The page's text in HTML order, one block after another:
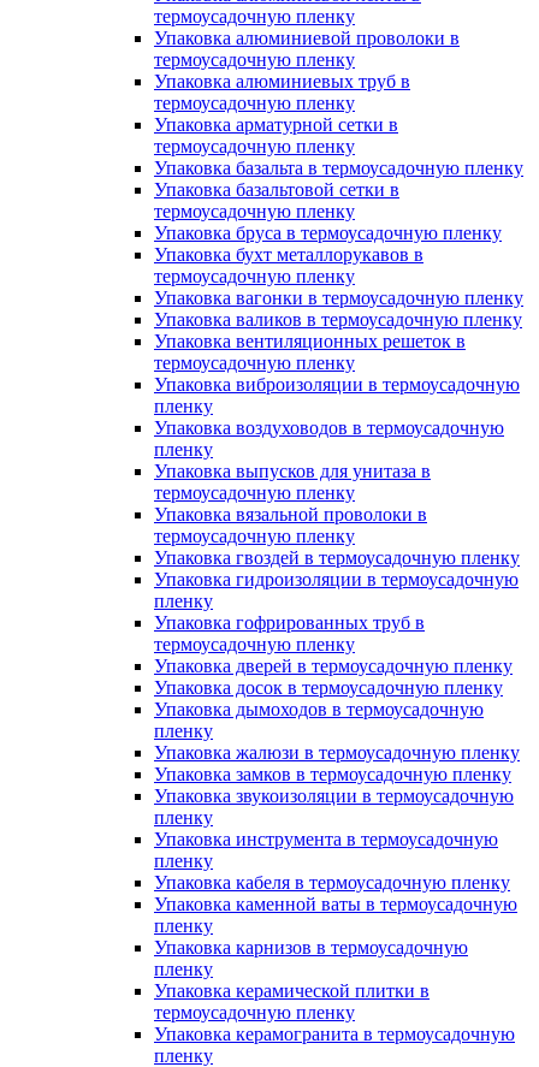
термоусадочную пленку
Упаковка алюминиевой проволоки в
термоусадочную пленку
Упаковка алюминиевых труб в
термоусадочную пленку
Упаковка арматурной сетки в
термоусадочную пленку
Упаковка базальта в термоусадочную пленку
Упаковка базальтовой сетки в
термоусадочную пленку
Упаковка бруса в термоусадочную пленку
Упаковка бухт металлорукавов в
термоусадочную пленку
Упаковка вагонки в термоусадочную пленку
Упаковка валиков в термоусадочную пленку
Упаковка вентиляционных решеток в
термоусадочную пленку
Упаковка виброизоляции в термоусадочную
пленку
Упаковка воздуховодов в термоусадочную
пленку
Упаковка выпусков для унитаза в
термоусадочную пленку
Упаковка вязальной проволоки в
термоусадочную пленку
Упаковка гвоздей в термоусадочную пленку
Упаковка гидроизоляции в термоусадочную
пленку
Упаковка гофрированных труб в
термоусадочную пленку
Упаковка дверей в термоусадочную пленку
Упаковка досок в термоусадочную пленку
Упаковка дымоходов в термоусадочную
пленку
Упаковка жалюзи в термоусадочную пленку
Упаковка замков в термоусадочную пленку
Упаковка звукоизоляции в термоусадочную
пленку
Упаковка инструмента в термоусадочную
пленку
Упаковка кабеля в термоусадочную пленку
Упаковка каменной ваты в термоусадочную
пленку
Упаковка карнизов в термоусадочную
пленку
Упаковка керамической плитки в
термоусадочную пленку
Упаковка керамогранита в термоусадочную
пленку